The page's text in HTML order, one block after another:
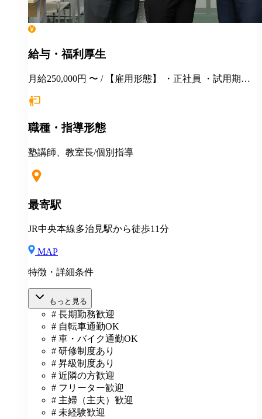
給与・福利厚生
月給250,000円 〜 / 【雇用形態】 ・正社員 ・試用期間6
経験・年齢等を考慮し、決定いたします。面接時にぜ
400万円（賞与、各種手当込み） ※上記は固定残業代
は、給与規定に基づき計算。 ※固定残業代は残業がな
室長の給与平均：月給33.1万円（2025年実績） ◆賞与
災・健康・厚生年金） ◆社宅制度 （規定あり） ◆交
通費全額支給（規定あり） ◆社内表彰制度 ◆退職金制
度 ◆再雇用制度 ◆産前産後休暇 ◆育児・介護休業制
◆保養施設利用可 など
職種・指導形態
塾講師、教室長/個別指導
最寄駅
JR中央本線多治見駅から徒歩11分
MAP
特徴・詳細条件
もっと見る
# 長期勤務歓迎
# 自転車通勤OK
# 車・バイク通勤OK
# 研修制度あり
# 昇級制度あり
# 近隣の方歓迎
# フリーター歓迎
# 主婦（主夫）歓迎
# 未経験歓迎